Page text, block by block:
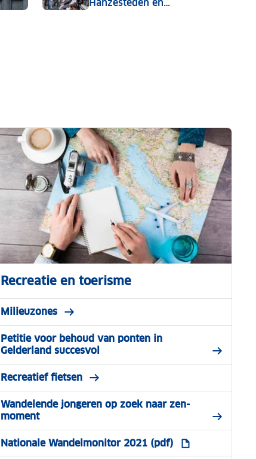
Hanzesteden en
Recreatie en toerisme
Milieuzones
Petitie voor behoud van ponten in
Gelderland succesvol
Recreatief fietsen
Wandelende jongeren op zoek naar zen-
moment
Nationale Wandelmonitor 2021 (pdf)